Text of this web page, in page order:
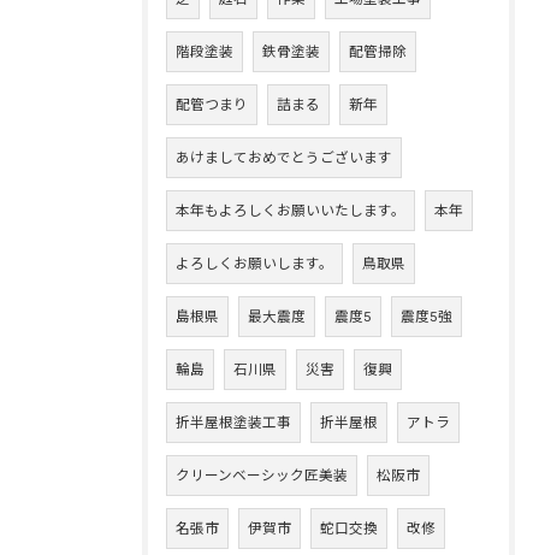
階段塗装 鉄骨塗装 配管掃除
配管つまり 詰まる 新年
あけましておめでとうございます
本年もよろしくお願いいたします。 本年
よろしくお願いします。 鳥取県
島根県 最大震度 震度5 震度5強
輪島 石川県 災害 復興
折半屋根塗装工事 折半屋根 アトラ
クリーンベーシック匠美装 松阪市
名張市 伊賀市 蛇口交換 改修